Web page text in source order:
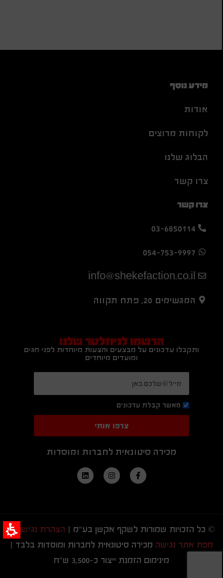
מידע נוסף
אודות
לקוחות מרוצים
הבלוג שלנו
צרו קשר
צרו קשר
03-6850114
054-753-9997
info@shekefaction.co.il
המגשימים 20, פתח תקווה
הרשמו לניוזלטר שלנו
ותקבלו עדכונים על מבצעים והצעות מיוחדות לפני חגים
ומועדים מיוחדים
מאשר קבלת עדכונים
צרפו אותי
מכירה סיטונאית לחברות ומוסדות
© כל הזכויות שמורות לשקף אקשן בע"מ | הצהרת נגישות|
מפת אתר נגישהמכירה סיטונאית לחברות ומוסדות בלבד |
מינימום הזמנת ייצור כ-3,500 ש"ח